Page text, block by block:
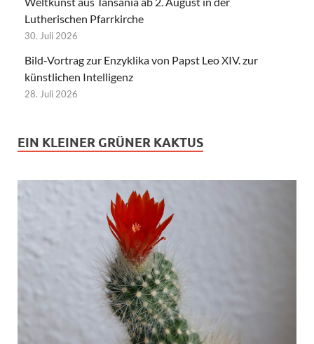
Lutherischen Pfarrkirche
30. Juli 2026
Bild-Vortrag zur Enzyklika von Papst Leo XIV. zur
künstlichen Intelligenz
28. Juli 2026
EIN KLEINER GRÜNER KAKTUS